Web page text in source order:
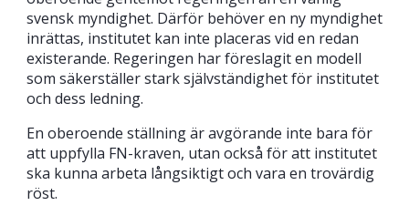
svensk myndighet. Därför behöver en ny myndighet
inrättas, institutet kan inte placeras vid en redan
existerande. Regeringen har föreslagit en modell
som säkerställer stark självständighet för institutet
och dess ledning.
En oberoende ställning är avgörande inte bara för
att uppfylla FN-kraven, utan också för att institutet
ska kunna arbeta långsiktigt och vara en trovärdig
röst.